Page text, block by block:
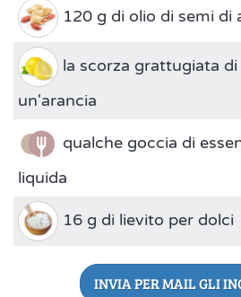
120 g di olio di semi di
la scorza grattugiata
un'arancia
qualche goccia di
liquida
16 g di lievito per dolci
INVIA PER MAIL GLI